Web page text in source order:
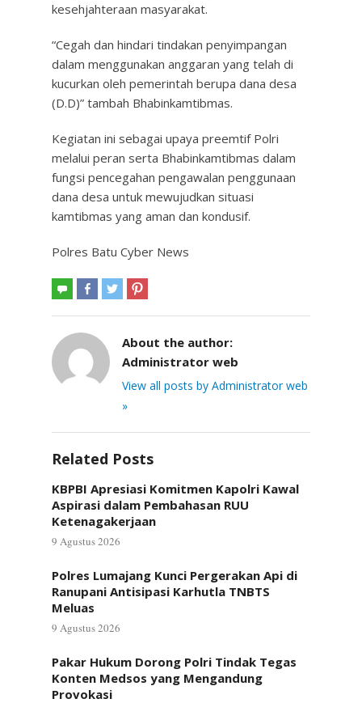
kesehjahteraan masyarakat.
“Cegah dan hindari tindakan penyimpangan
dalam menggunakan anggaran yang telah di
kucurkan oleh pemerintah berupa dana desa
(D.D)” tambah Bhabinkamtibmas.
Kegiatan ini sebagai upaya preemtif Polri
melalui peran serta Bhabinkamtibmas dalam
fungsi pencegahan pengawalan penggunaan
dana desa untuk mewujudkan situasi
kamtibmas yang aman dan kondusif.
Polres Batu Cyber News
About the author:
Administrator web
View all posts by Administrator web
»
Related Posts
KBPBI Apresiasi Komitmen Kapolri Kawal
Aspirasi dalam Pembahasan RUU
Ketenagakerjaan
9 Agustus 2026
Polres Lumajang Kunci Pergerakan Api di
Ranupani Antisipasi Karhutla TNBTS
Meluas
9 Agustus 2026
Pakar Hukum Dorong Polri Tindak Tegas
Konten Medsos yang Mengandung
Provokasi